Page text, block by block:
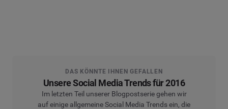
DAS KÖNNTE IHNEN GEFALLEN
Unsere Social Media Trends für 2016
Im letzten Teil unserer Blogpostserie gehen wir
auf einige allgemeine Social Media Trends ein, die